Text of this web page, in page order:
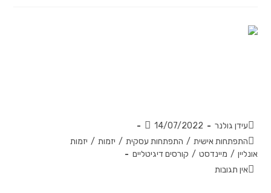
עידן גולנר
14/07/2022
התפתחות אישית / התפתחות עסקית / יזמות / יזמות
אונליין / מיינדסט / קורסים דיגיטליים
אין תגובות